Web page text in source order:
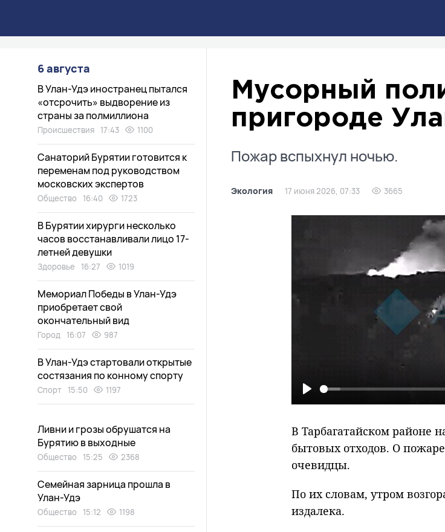
Мусорный
пригороде
Пожар вспыхнул ночью.
Экология 17 июня 2026, 07:33 3665
Play
В Тарбагатайском районе
бытовых отходов. О
очевидцы.
По их словам, утром
издалека.
6 августа
В Улан-Удэ иностранец пытался
«отсрочить» выдворение из
страны за полмиллиона
Происшествия 17:43 1100
Санаторий Бурятии готовится к
переменам под руководством
московских экспертов
Общество 16:40 1723
В Бурятии хирурги несколько
часов восстанавливали лицо 17-
летней девушки
Здоровье 16:27 1019
Мемориал Победы в Улан-Удэ
приобретает свой
окончательный вид
Город 16:07 987
В Улан-Удэ стартовали открытые
состязания по конному спорту
Спорт 15:50 1197
Ливни и грозы обрушатся на
Бурятию в выходные
Общество 15:25 2368
Семейная зарница прошла в
Улан-Удэ
Общество 15:12 1198